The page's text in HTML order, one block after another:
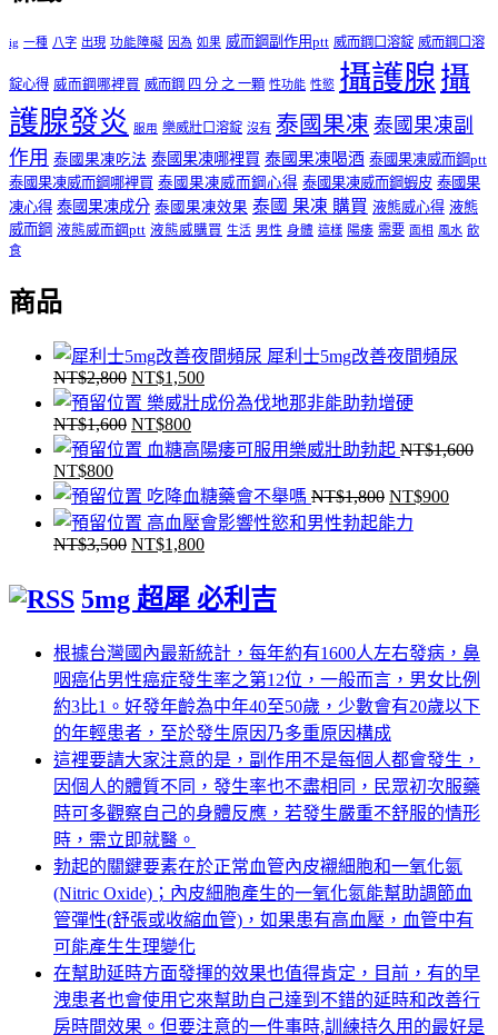
ig 一種 八字 出現 功能障礙 因為 如果 威而鋼副作用ptt 威而鋼口溶錠 威而鋼口溶
錠心得 威而鋼哪裡買 威而鋼 四 分 之 一顆 性功能 性慾 攝護腺 攝
護腺發炎
服用 樂威壯口溶錠 沒有 泰國果凍 泰國果凍副
作用 泰國果凍吃法 泰國果凍哪裡買 泰國果凍喝酒 泰國果凍威而鋼ptt
泰國果凍威而鋼哪裡買 泰國果凍威而鋼心得 泰國果凍威而鋼蝦皮 泰國果
凍心得 泰國果凍成分 泰國果凍效果 泰國 果凍 購買 液態威心得 液態
威而鋼 液態威而鋼ptt 液態威購買 生活 男性 身體 這樣 陽痿 需要 面相 風水 飲
食
商品
犀利士5mg改善夜間頻尿
NT$2,800 原
始
價
格：
NT$2,800。
NT$1,500目
前
格：
NT$1,500。
樂威壯成份為伐地那非能助勃增硬
NT$1,600 原
始
格：
NT$1,600。
NT$800目
前
格：
NT$800。
血糖高陽痿可服用樂威壯助勃起 NT$1,600
原
始
價
格：
NT$1,600。
NT$800目
前
價
格：
NT$800。
吃降血糖藥會不舉嗎 NT$1,800 原
始
NT$900目
高血壓會影響性慾和男性勃起能力
NT$3,500 原
價
NT$3,500。
NT$1,800目
價
NT$1,800。
5mg 超犀 必利吉
根據台灣國內最新統計，每年約有1600人左右發病，鼻
咽癌佔男性癌症發生率之第12位，一般而言，男女比例
約3比1。好發年齡為中年40至50歲，少數會有20歲以下
的年輕患者，至於發生原因乃多重原因構成
這裡要請大家注意的是，副作用不是每個人都會發生，
因個人的體質不同，發生率也不盡相同，民眾初次服藥
時可多觀察自己的身體反應，若發生嚴重不舒服的情形
時，需立即就醫。
勃起的關鍵要素在於正常血管內皮襯細胞和一氧化氮
(Nitric Oxide)；內皮細胞產生的一氧化氮能幫助調節血
管彈性(舒張或收縮血管)，如果患有高血壓，血管中有
可能產生生理變化
在幫助延時方面發揮的效果也值得肯定，目前，有的早
洩患者也會使用它來幫助自己達到不錯的延時和改善行
房時間效果。但要注意的一件事時,訓練持久用的最好是